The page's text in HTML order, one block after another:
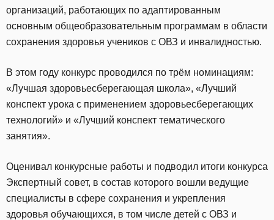
организаций, работающих по адаптированным
основным общеобразовательным программам в области
сохранения здоровья учеников с ОВЗ и инвалидностью.
В этом году конкурс проводился по трём номинациям:
«Лучшая здоровьесберегающая школа», «Лучший
конспект урока с применением здоровьесберегающих
технологий» и «Лучший конспект тематического
занятия».
Оценивал конкурсные работы и подводил итоги конкурса
Экспертный совет, в состав которого вошли ведущие
специалисты в сфере сохранения и укрепления
здоровья обучающихся, в том числе детей с ОВЗ и